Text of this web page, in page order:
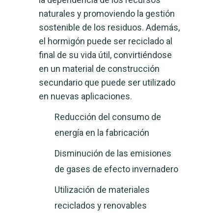
naturales y promoviendo la gestión
sostenible de los residuos. Además,
el hormigón puede ser reciclado al
final de su vida útil, convirtiéndose
en un material de construcción
secundario que puede ser utilizado
en nuevas aplicaciones.
Reducción del consumo de
energía en la fabricación
Disminución de las emisiones
de gases de efecto invernadero
Utilización de materiales
reciclados y renovables